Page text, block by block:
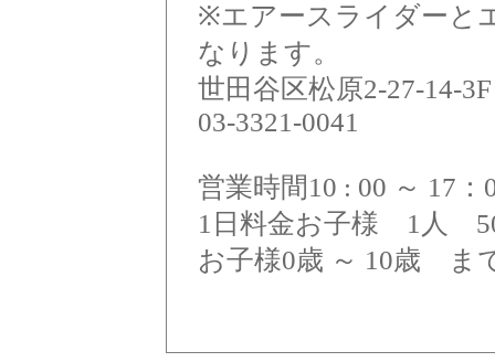
※エアースライダーと
なります。
世田谷区松原2-27-14-3F
03-3321-0041
営業時間10 : 00 ～ 17
1日料金お子様 1人
お子様0歳 ～ 10歳